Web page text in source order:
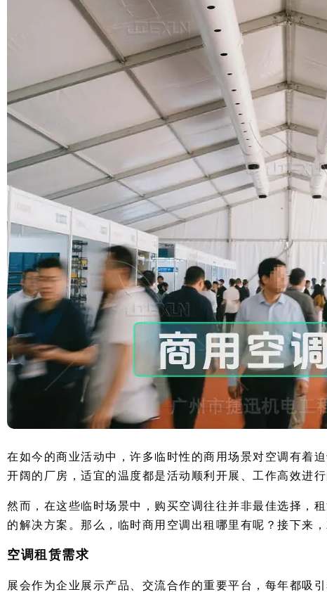
在如今的商业活动中，许多临时性的商用场景对空调有着
开阔的厂房，适宜的温度都是活动顺利开展、工作高效进行
然而，在这些临时场景中，购买空调往往并非最佳选择，
的解决方案。那么，临时商用空调出租哪里有呢？接下来，
空调租赁需求
展会作为企业展示产品、交流合作的重要平台，每年都吸